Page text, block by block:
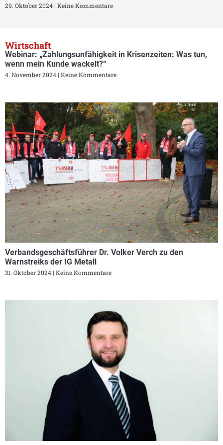
29. Oktober 2024 Keine Kommentare
Wirtschaft
Webinar: „Zahlungsunfähigkeit in Krisenzeiten: Was tun,
wenn mein Kunde wackelt?“
4. November 2024 Keine Kommentare
Verbandsgeschäftsführer Dr. Volker Verch zu den
Warnstreiks der IG Metall
31. Oktober 2024 Keine Kommentare